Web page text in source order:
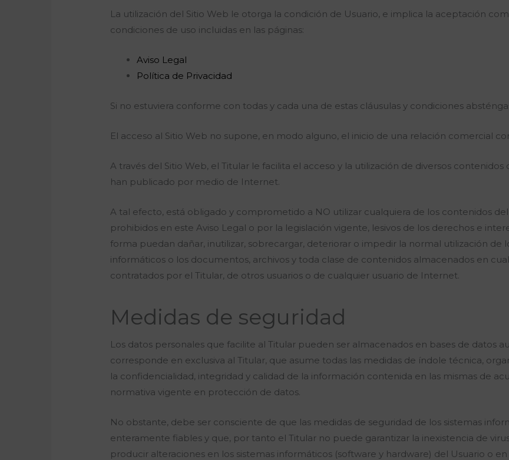
La utilización del Sitio Web le otorga la condición de Usuario, e implica la aceptación
condiciones de uso incluidas en las páginas:
Aviso Legal
Política de Privacidad
Si no estuviera conforme con todas y cada una de estas cláusulas y condiciones
El acceso al Sitio Web no supone, en modo alguno, el inicio de una relación comercial
A través del Sitio Web, el Titular le facilita el acceso y la utilización de diversos
han publicado por medio de Internet.
A tal efecto, está obligado y comprometido a NO utilizar cualquiera de los contenidos
prohibidos en este Aviso Legal o por la legislación vigente, lesivos de los derechos e
forma puedan dañar, inutilizar, sobrecargar, deteriorar o impedir la normal utilización de
informáticos o los documentos, archivos y toda clase de contenidos almacenados en
contratados por el Titular, de otros usuarios o de cualquier usuario de Internet.
Medidas de seguridad
Los datos personales que facilite al Titular pueden ser almacenados en bases de datos
corresponde en exclusiva al Titular, que asume todas las medidas de índole técnica,
la confidencialidad, integridad y calidad de la información contenida en las mismas de
normativa vigente en protección de datos.
No obstante, debe ser consciente de que las medidas de seguridad de los sistemas
enteramente fiables y que, por tanto el Titular no puede garantizar la inexistencia de
producir alteraciones en los sistemas informáticos (software y hardware) del Usuario o